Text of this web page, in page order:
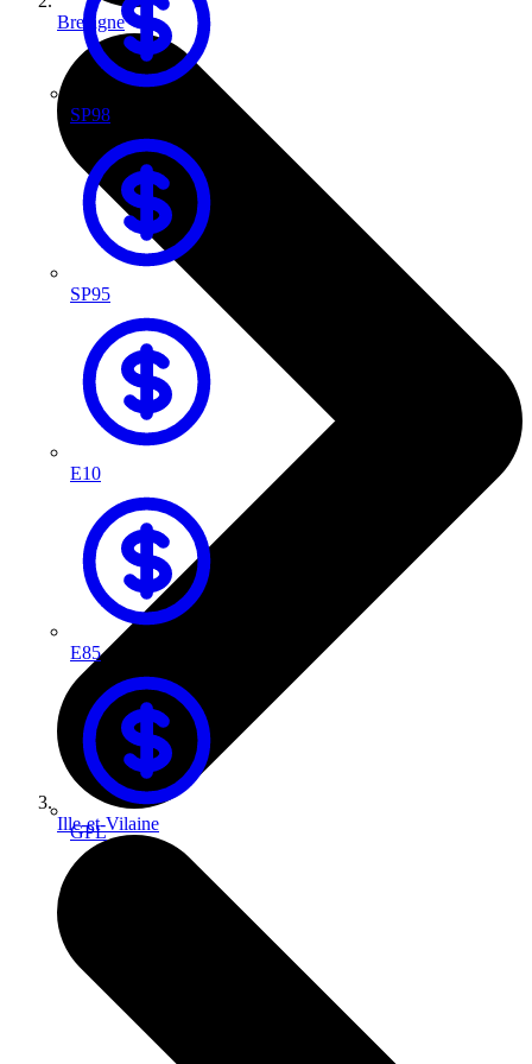
SP98
SP95
E10
E85
GPL
Bretagne
Ille-et-Vilaine